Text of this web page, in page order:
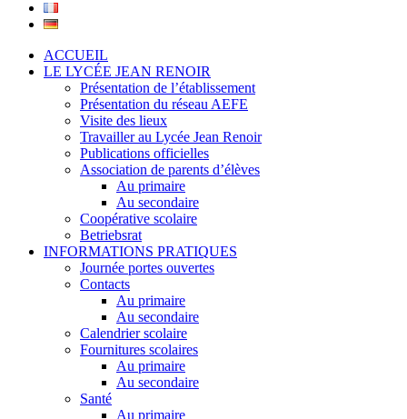
ACCUEIL
LE LYCÉE JEAN RENOIR
Présentation de l’établissement
Présentation du réseau AEFE
Visite des lieux
Travailler au Lycée Jean Renoir
Publications officielles
Association de parents d’élèves
Au primaire
Au secondaire
Coopérative scolaire
Betriebsrat
INFORMATIONS PRATIQUES
Journée portes ouvertes
Contacts
Au primaire
Au secondaire
Calendrier scolaire
Fournitures scolaires
Au primaire
Au secondaire
Santé
Au primaire